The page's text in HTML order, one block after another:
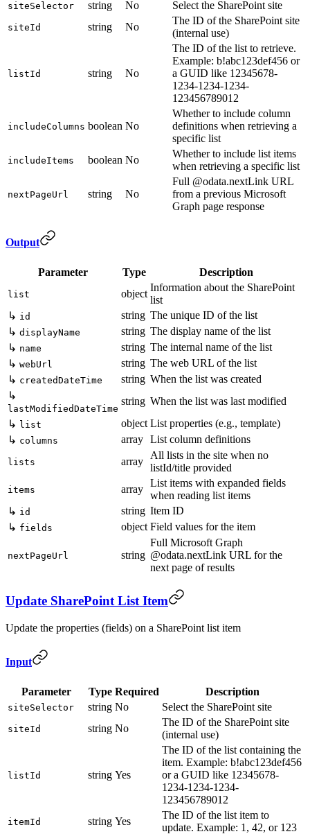
siteSelector string No Select the SharePoint site
siteId string No
The ID of the SharePoint site
(internal use)
listId string No
The ID of the list to retrieve.
Example: b!abc123def456 or
a GUID like 12345678-
1234-1234-1234-
123456789012
includeColumns boolean No
Whether to include column
definitions when retrieving a
specific list
includeItems boolean No
Whether to include list items
when retrieving a specific list
nextPageUrl string No
Full @odata.nextLink URL
from a previous Microsoft
Graph page response
Output
Parameter Type Description
list object
Information about the SharePoint
list
↳ id string The unique ID of the list
↳ displayName string The display name of the list
↳ name string The internal name of the list
↳ webUrl string The web URL of the list
↳ createdDateTime string When the list was created
↳
lastModifiedDateTime
string When the list was last modified
↳ list object List properties (e.g., template)
↳ columns array List column definitions
lists array
All lists in the site when no
listId/title provided
items array
List items with expanded fields
when reading list items
↳ id string Item ID
↳ fields object Field values for the item
nextPageUrl string
Full Microsoft Graph
@odata.nextLink URL for the
next page of results
Update SharePoint List Item
Update the properties (fields) on a SharePoint list item
Input
Parameter Type Required Description
siteSelector string No Select the SharePoint site
siteId string No
The ID of the SharePoint site
(internal use)
listId string Yes
The ID of the list containing the
item. Example: b!abc123def456
or a GUID like 12345678-
1234-1234-1234-
123456789012
itemId string Yes
The ID of the list item to
update. Example: 1, 42, or 123